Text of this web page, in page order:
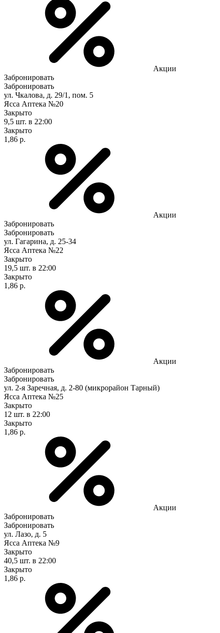
Акции
Забронировать
Забронировать
ул. Чкалова, д. 29/1, пом. 5
Ясса Аптека №20
Закрыто
9,5 шт. в 22:00
Закрыто
1,86 р.
Акции
Забронировать
Забронировать
ул. Гагарина, д. 25-34
Ясса Аптека №22
Закрыто
19,5 шт. в 22:00
Закрыто
1,86 р.
Акции
Забронировать
Забронировать
ул. 2-я Заречная, д. 2-80 (микрорайон Тарный)
Ясса Аптека №25
Закрыто
12 шт. в 22:00
Закрыто
1,86 р.
Акции
Забронировать
Забронировать
ул. Лазо, д. 5
Ясса Аптека №9
Закрыто
40,5 шт. в 22:00
Закрыто
1,86 р.